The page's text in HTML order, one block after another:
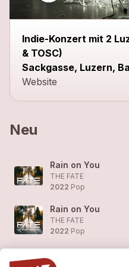
Indie-Konzert mit 2
& TOSC)
Sackgasse, Luzern,
Website
Neu
Rain on You
THE FATE
2022 Pop
Rain on You
THE FATE
2022 Pop
THE FATE